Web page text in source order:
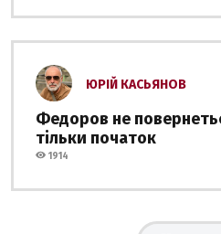
ЮРІЙ КАСЬЯНОВ
Федоров не
тільки початок
1914